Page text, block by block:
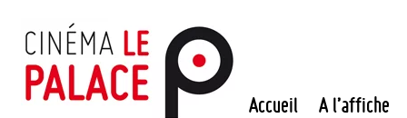
contenu
Accueil A l’affiche